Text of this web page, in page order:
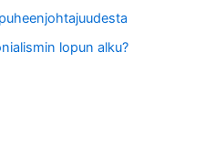
lopun alku?